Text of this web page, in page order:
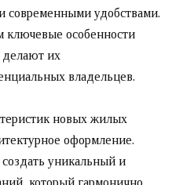
современными удобствами.
ключевые особенности
делают их
владельцев.
новых жилых
оформление.
уникальный и